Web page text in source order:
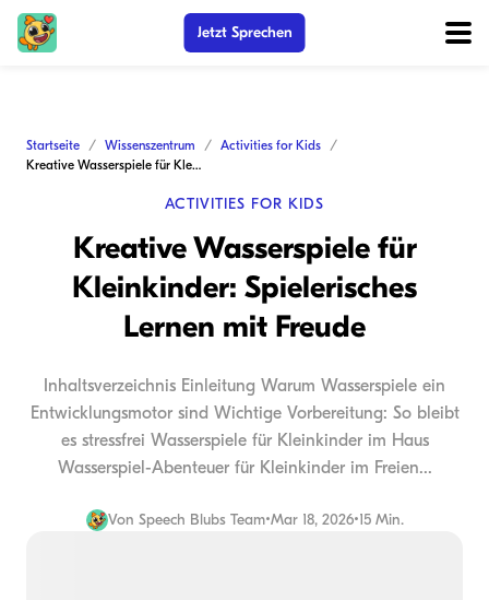
Jetzt Sprechen
Startseite Wissenszentrum
Activities for Kids
Kreative Wasserspiele für Kleinkinder: Spielerisches Lernen mit Freude
ACTIVITIES FOR KIDS
Kreative Wasserspiele für
Kleinkinder: Spielerisches
Lernen mit Freude
Inhaltsverzeichnis Einleitung Warum Wasserspiele ein
Entwicklungsmotor sind Wichtige Vorbereitung: So bleibt
es stressfrei Wasserspiele für Kleinkinder im Haus
Wasserspiel-Abenteuer für Kleinkinder im Freien...
Von Speech Blubs Team•Mar 18, 2026•15 Min.